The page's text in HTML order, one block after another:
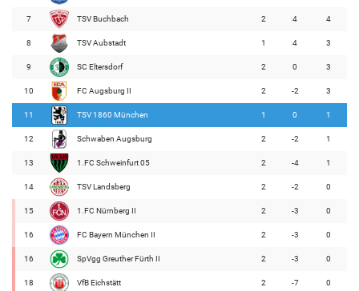
7 TSV Buchbach 2 4 4
8 TSV Aubstadt 1 4 3
9 SC Eltersdorf 2 0 3
10 FC Augsburg II 2 -2 3
11 TSV 1860 München 1 0 1
12 Schwaben Augsburg 2 -2 1
13 1.FC Schweinfurt 05 2 -4 1
14 TSV Landsberg 2 -2 0
15 1.FC Nürnberg II 2 -3 0
16 FC Bayern München II 2 -3 0
16 SpVgg Greuther Fürth II 2 -3 0
18 VfB Eichstätt 2 -7 0